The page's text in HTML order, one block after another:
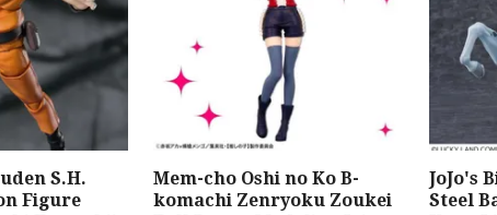
S.H.
Figure
Mem-cho Oshi no Ko B-
komachi Zenryoku Zoukei
JoJo's
Steel